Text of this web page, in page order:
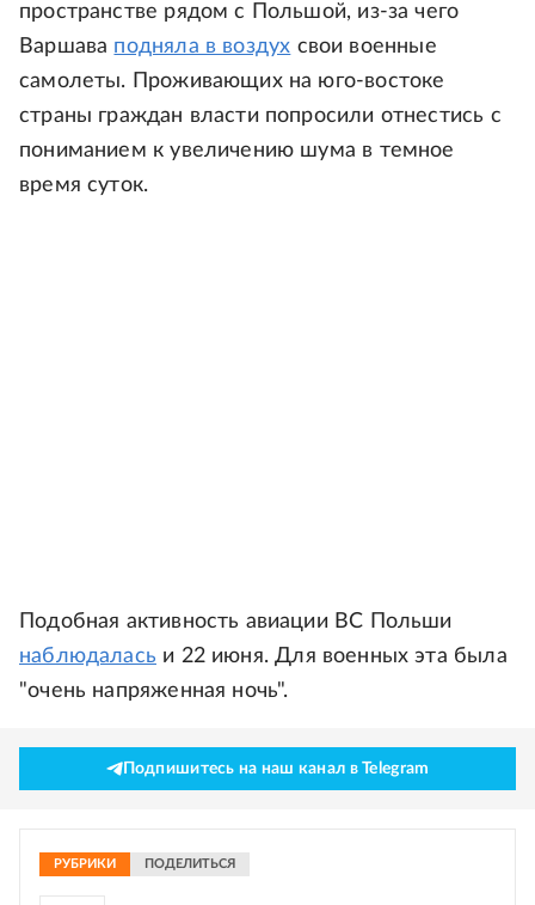
пространстве рядом с Польшой, из-за чего
Варшава подняла в воздух свои военные
самолеты. Проживающих на юго-востоке
страны граждан власти попросили отнестись с
пониманием к увеличению шума в темное
время суток.
Подобная активность авиации ВС Польши
наблюдалась и 22 июня. Для военных эта была
"очень напряженная ночь".
Подпишитесь на наш канал в Telegram
РУБРИКИ ПОДЕЛИТЬСЯ